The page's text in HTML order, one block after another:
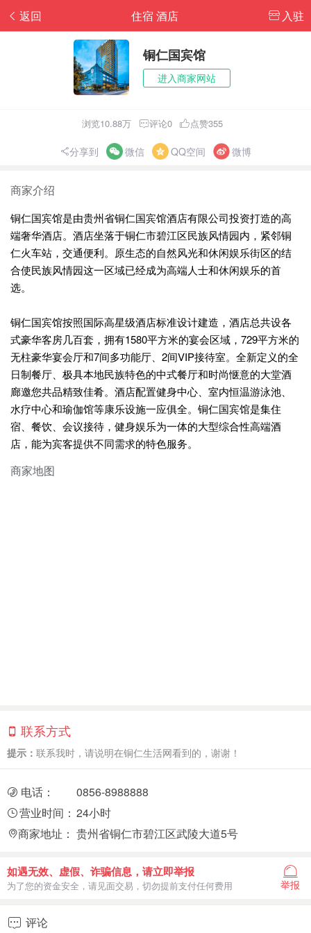
返回 入驻
住宿 酒店
铜仁国宾馆
进入商家网站
浏览10.88万 评论0 点赞355
分享到 微信 QQ空间 微博
商家介绍
铜仁国宾馆是由贵州省铜仁国宾馆酒店有限公司投资打造的高
端奢华酒店。酒店坐落于铜仁市碧江区民族风情园内，紧邻铜
仁火车站，交通便利。原生态的自然风光和休闲娱乐街区的结
合使民族风情园这一区域已经成为高端人士和休闲娱乐的首
选。
铜仁国宾馆按照国际高星级酒店标准设计建造，酒店总共设各
式豪华客房几百套，拥有1580平方米的宴会区域，729平方米的
无柱豪华宴会厅和7间多功能厅、2间VIP接待室。全新定义的全
日制餐厅、极具本地民族特色的中式餐厅和时尚惬意的大堂酒
廊邀您共品精致佳肴。酒店配置健身中心、室内恒温游泳池、
水疗中心和瑜伽馆等康乐设施一应俱全。铜仁国宾馆是集住
宿、餐饮、会议接待，健身娱乐为一体的大型综合性高端酒
店，能为宾客提供不同需求的特色服务。
商家地图
联系方式
提示： 联系我时，请说明在铜仁生活网看到的，谢谢！
电话：
0856-8988888
营业时间： 24小时
商家地址： 贵州省铜仁市碧江区武陵大道5号
如遇无效、虚假、诈骗信息，请立即举报
为了您的资金安全，请见面交易，切勿提前支付任何费用 举报
 评论